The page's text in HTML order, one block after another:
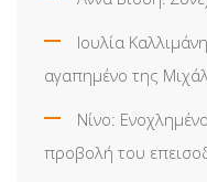
Ιουλία
αγαπημένο της
Νίνο:
προβολή του